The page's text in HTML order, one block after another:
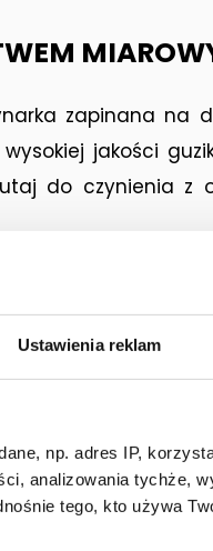
Ustawienia reklam
np. adres IP,
analizowania tychże,
tego, kto używa
zapinana na
jakości
do czynienia z